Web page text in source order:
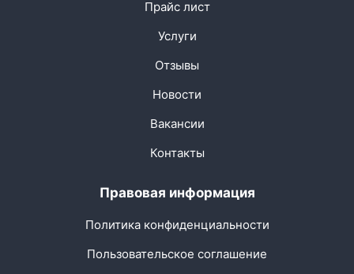
Прайс лист
Услуги
Отзывы
Новости
Вакансии
Контакты
Правовая информация
Политика конфиденциальности
Пользовательское соглашение